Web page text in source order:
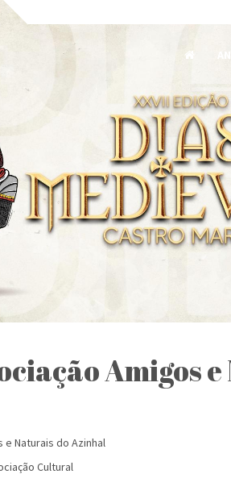
Amigos
e Naturais do Azinhal
Cultural